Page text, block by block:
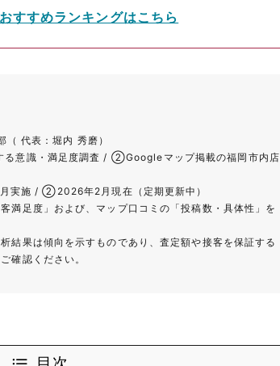
すすめランキングはこちら
代表：堀内 秀磨）
る意識・満足度調査 / ②Googleマップ掲載の福岡市内店
実施 / ②2026年2月現在（定期更新中）
満足度」および、マップ口コミの「投稿数・具体性」を
結果は傾向を示すものであり、査定額や接客を保証する
確認ください。